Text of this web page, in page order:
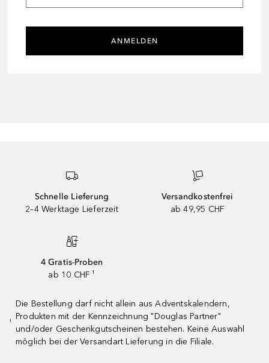
ANMELDEN
Schnelle Lieferung
2–4 Werktage Lieferzeit
Versandkostenfrei
ab 49,95 CHF
4 Gratis-Proben
ab 10 CHF ¹
¹
Die Bestellung darf nicht allein aus Adventskalendern,
Produkten mit der Kennzeichnung "Douglas Partner"
und/oder Geschenkgutscheinen bestehen. Keine Auswahl
möglich bei der Versandart Lieferung in die Filiale.